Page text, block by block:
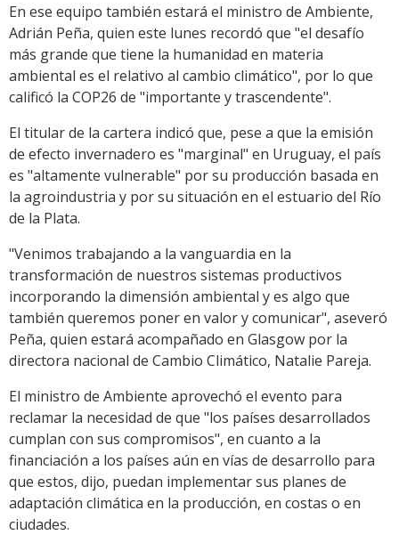
En ese equipo también estará el ministro de Ambiente,
Adrián Peña, quien este lunes recordó que "el desafío
más grande que tiene la humanidad en materia
ambiental es el relativo al cambio climático", por lo que
calificó la COP26 de "importante y trascendente".
El titular de la cartera indicó que, pese a que la emisión
de efecto invernadero es "marginal" en Uruguay, el país
es "altamente vulnerable" por su producción basada en
la agroindustria y por su situación en el estuario del Río
de la Plata.
"Venimos trabajando a la vanguardia en la
transformación de nuestros sistemas productivos
incorporando la dimensión ambiental y es algo que
también queremos poner en valor y comunicar", aseveró
Peña, quien estará acompañado en Glasgow por la
directora nacional de Cambio Climático, Natalie Pareja.
El ministro de Ambiente aprovechó el evento para
reclamar la necesidad de que "los países desarrollados
cumplan con sus compromisos", en cuanto a la
financiación a los países aún en vías de desarrollo para
que estos, dijo, puedan implementar sus planes de
adaptación climática en la producción, en costas o en
ciudades.